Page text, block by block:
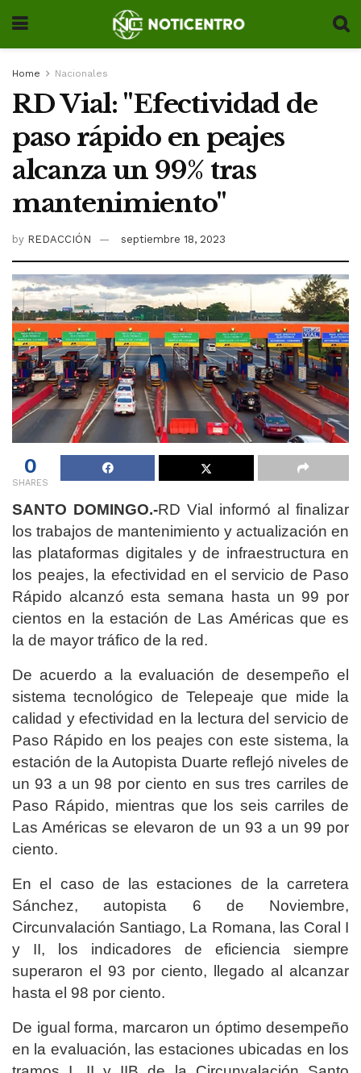
Home Nacionales
RD Vial: "Efectividad de
paso rápido en peajes
alcanza un 99% tras
mantenimiento"
by REDACCIÓN septiembre 18, 2023
0
SHARES
SANTO DOMINGO.-RD Vial informó al finalizar
los trabajos de mantenimiento y actualización en
las plataformas digitales y de infraestructura en
los peajes, la efectividad en el servicio de Paso
Rápido alcanzó esta semana hasta un 99 por
cientos en la estación de Las Américas que es
la de mayor tráfico de la red.
De acuerdo a la evaluación de desempeño el
sistema tecnológico de Telepeaje que mide la
calidad y efectividad en la lectura del servicio de
Paso Rápido en los peajes con este sistema, la
estación de la Autopista Duarte reflejó niveles de
un 93 a un 98 por ciento en sus tres carriles de
Paso Rápido, mientras que los seis carriles de
Las Américas se elevaron de un 93 a un 99 por
ciento.
En el caso de las estaciones de la carretera
Sánchez, autopista 6 de Noviembre,
Circunvalación Santiago, La Romana, las Coral I
y II, los indicadores de eficiencia siempre
superaron el 93 por ciento, llegado al alcanzar
hasta el 98 por ciento.
De igual forma, marcaron un óptimo desempeño
en la evaluación, las estaciones ubicadas en los